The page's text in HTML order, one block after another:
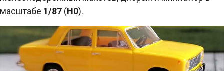
масштабе 1/87 (H0).